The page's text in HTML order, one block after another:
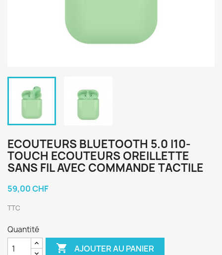
ECOUTEURS BLUETOOTH 5.0 I10-
TOUCH ECOUTEURS OREILLETTE
SANS FIL AVEC COMMANDE TACTILE
59,00 CHF
TTC
Quantité
 AJOUTER AU PANIER